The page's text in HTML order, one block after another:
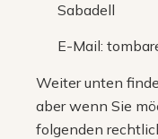
Sabadell
E-Mail:
Weiter unten
aber wenn Sie
folgenden